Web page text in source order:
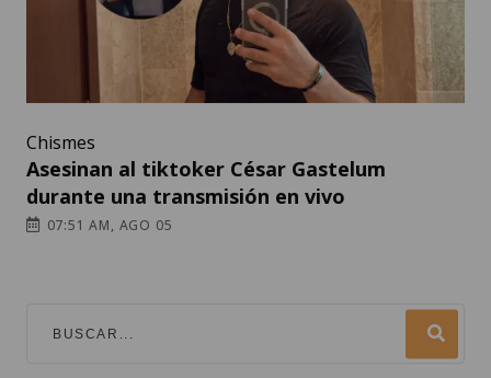
Chismes
Asesinan al tiktoker César Gastelum
durante una transmisión en vivo
07:51 AM, AGO 05